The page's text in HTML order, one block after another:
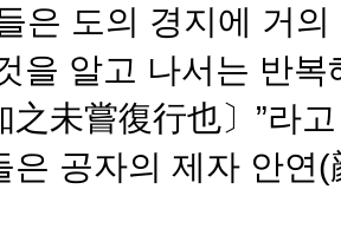
은 도의 경지에 거
을 알고 나서는 반
之未嘗復行也〕”라
은 공자의 제자 안연